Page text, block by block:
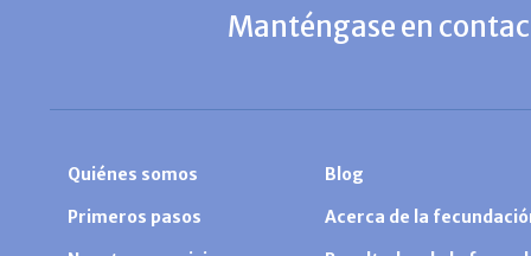
Manténgase en
Quiénes somos
Primeros pasos
Blog
Acerca de la